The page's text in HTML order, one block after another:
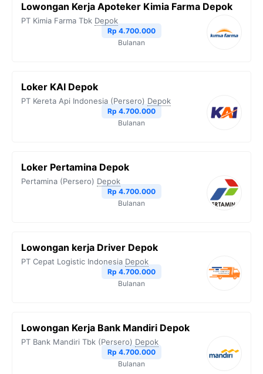
Lowongan Kerja Apoteker Kimia Farma Depok
PT Kimia Farma Tbk Depok
Rp 4.700.000
Bulanan
Loker KAI Depok
PT Kereta Api Indonesia (Persero) Depok
Rp 4.700.000
Bulanan
Loker Pertamina Depok
Pertamina (Persero) Depok
Rp 4.700.000
Bulanan
Lowongan kerja Driver Depok
PT Cepat Logistic Indonesia Depok
Rp 4.700.000
Bulanan
Lowongan Kerja Bank Mandiri Depok
PT Bank Mandiri Tbk (Persero) Depok
Rp 4.700.000
Bulanan